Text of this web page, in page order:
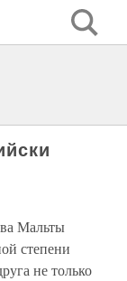
Мальты
степени
не только